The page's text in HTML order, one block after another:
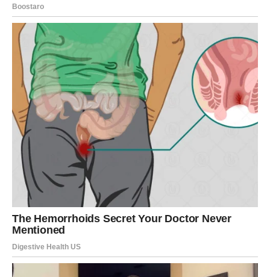
Pored emotivnih dešavanja, Rakove očekuju i značajne
promene kada je posao u pitanju.
Moguće je da ćete dobiti ponudu koju niste očekivali ili
ćete čuti informacije koje će otvoriti nova vrata. Neki
Rakovi će konačno dobiti priznanje za svoj trud, dok će
drugi shvatiti da je vreme da krenu novim putem.
Odluke koje budete donosili u ovom periodu imaće
dugoročan uticaj na vašu budućnost.
Prilika koja se ne odbija
Pred vama se nalazi mogućnost koja dolazi iznenada i
bez najave.
U prvi mah možda ćete sumnjati u sebe ili misliti da niste